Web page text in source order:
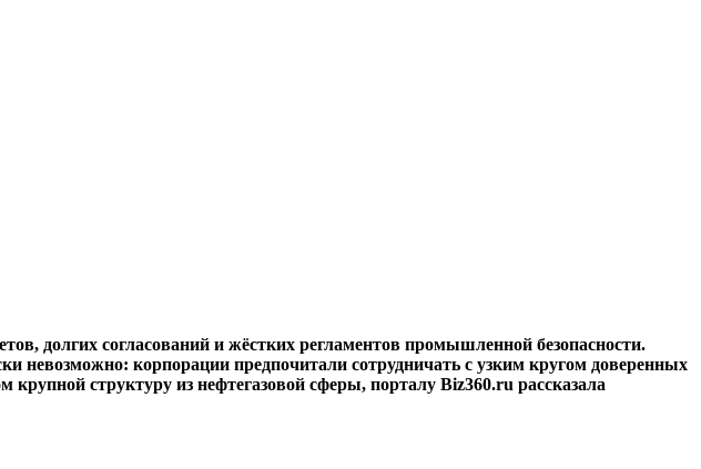
долгих согласований и жёстких регламентов промышленной безопасности.
невозможно: корпорации предпочитали сотрудничать с узким кругом доверенных
структуру из нефтегазовой сферы, порталу Biz360.ru рассказала